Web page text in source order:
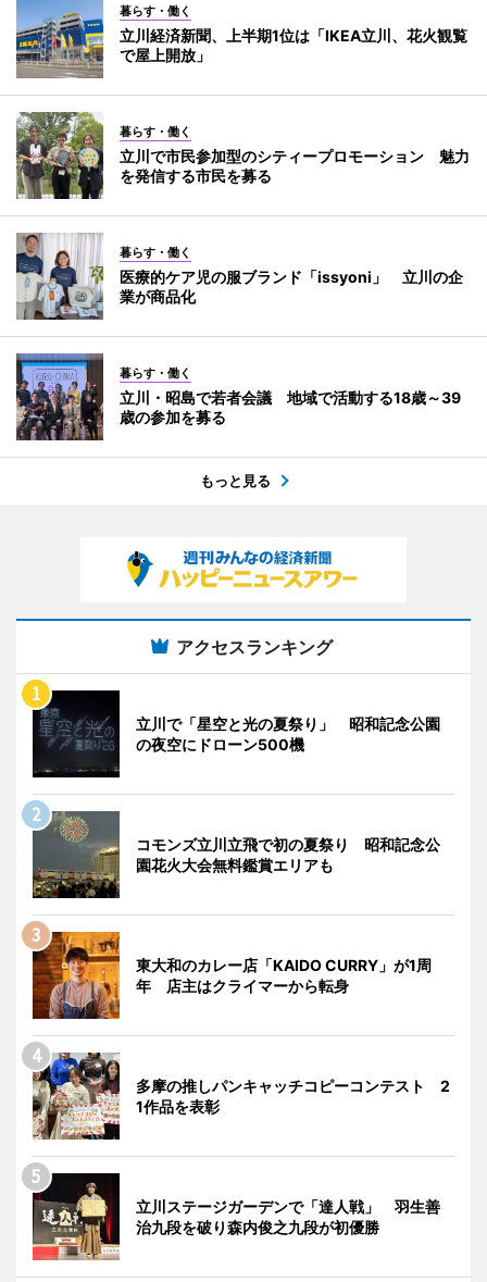
暮らす・働く
立川経済新聞、上半期1位は「IKEA立川、花火観覧
で屋上開放」
暮らす・働く
立川で市民参加型のシティープロモーション 魅力
を発信する市民を募る
暮らす・働く
医療的ケア児の服ブランド「issyoni」 立川の企
業が商品化
暮らす・働く
立川・昭島で若者会議 地域で活動する18歳～39
歳の参加を募る
もっと見る
アクセスランキング
立川で「星空と光の夏祭り」 昭和記念公園
の夜空にドローン500機
コモンズ立川立飛で初の夏祭り 昭和記念公
園花火大会無料鑑賞エリアも
東大和のカレー店「KAIDO CURRY」が1周
年 店主はクライマーから転身
多摩の推しパンキャッチコピーコンテスト 2
1作品を表彰
立川ステージガーデンで「達人戦」 羽生善
治九段を破り森内俊之九段が初優勝